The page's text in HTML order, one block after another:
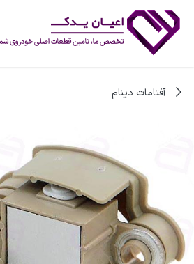
آفتامات دینام